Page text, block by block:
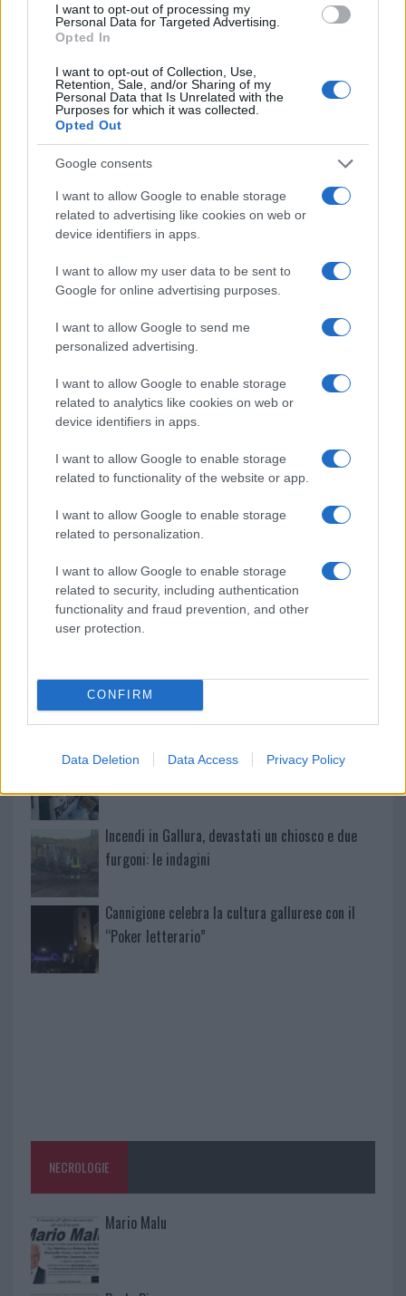
I want to opt-out of processing my
Personal Data for Targeted Advertising.
Opted In
I want to opt-out of Collection, Use,
Retention, Sale, and/or Sharing of my
Personal Data that Is Unrelated with the
Purposes for which it was collected.
Opted Out
Google consents
I want to allow Google to enable storage
related to advertising like cookies on web or
device identifiers in apps.
I want to allow my user data to be sent to
Google for online advertising purposes.
I want to allow Google to send me
personalized advertising.
I want to allow Google to enable storage
related to analytics like cookies on web or
device identifiers in apps.
I want to allow Google to enable storage
related to functionality of the website or app.
I want to allow Google to enable storage
related to personalization.
I want to allow Google to enable storage
related to security, including authentication
functionality and fraud prevention, and other
user protection.
CONFIRM
Data Deletion Data Access Privacy Policy
Ricevi le nostre ultime news
da
Condividi l'articolo
F
a
ce
b
o
o
k
T
w
it
te
r
Pi
n
te
re
st
W
h
at
s
A
p
p
h
a
re
Articolo precedente
Prossimo articolo
NOTIZIE RECENTI
Auto finisce contro un muretto, un ferito ad
Arzachena
Incidente a Baia Sardinia, scontro tra auto e
Olbia, le previsioni meteo per lunedì 10 agosto
2026
Le ultime offerte di lavoro a Olbia e in Gallura
Cumuli di rifiuti a Santa Teresa Gallura, la
Incendi in Gallura, devastati un chiosco e due
furgoni: le indagini
Cannigione celebra la cultura gallurese con il
“Poker letterario”
NECROLOGIE
Mario Malu